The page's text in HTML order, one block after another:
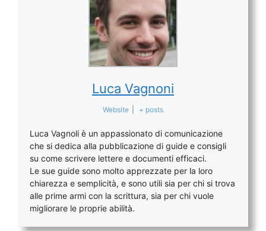
Luca Vagnoni
Website + posts
Luca Vagnoli è un appassionato di comunicazione
che si dedica alla pubblicazione di guide e consigli
su come scrivere lettere e documenti efficaci.
Le sue guide sono molto apprezzate per la loro
chiarezza e semplicità, e sono utili sia per chi si trova
alle prime armi con la scrittura, sia per chi vuole
migliorare le proprie abilità.